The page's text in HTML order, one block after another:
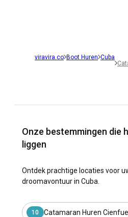
viravira.co Boot Huren Cuba
Onze bestemmingen die
liggen
Ontdek prachtige locaties voor
droomavontuur in Cuba.
10 Catamaran Huren